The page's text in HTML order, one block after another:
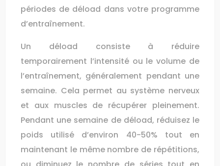
périodes de déload dans votre programme
d’entraînement.
Un déload consiste à réduire
temporairement l’intensité ou le volume de
l’entraînement, généralement pendant une
semaine. Cela permet au système nerveux
et aux muscles de récupérer pleinement.
Pendant une semaine de déload, réduisez le
poids utilisé d’environ 40-50% tout en
maintenant le même nombre de répétitions,